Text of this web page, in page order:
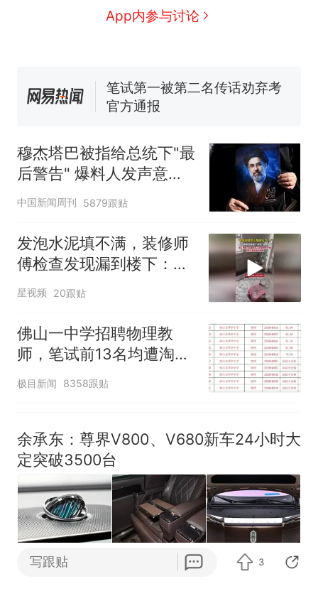
App内参与讨论
协会回应
台风"白海豚"中心附近最大风
力已达15级 最新研判
佛山一中学招聘物理教师，笔
试前13名均遭淘汰？教育局：
核查
43.98万起
热 那个在床头放菜刀的女孩，
因老师一句“跟我回家”改写了
人生
穆杰塔巴被指给总统下"最
后警告" 爆料人发声意味
深长
中国新闻周刊 5879跟贴
发泡水泥填不满，装修师
傅检查发现漏到楼下：出
风口未延伸到外墙
星视频 20跟贴
佛山一中学招聘物理教
师，笔试前13名均遭淘
汰？教育局：已叫停招
聘，成立调查组全面核查
极目新闻 8358跟贴
余承东：尊界V800、V680新车24小时大
定突破3500台
齐鲁壹点 2.9万跟贴
写跟贴 3